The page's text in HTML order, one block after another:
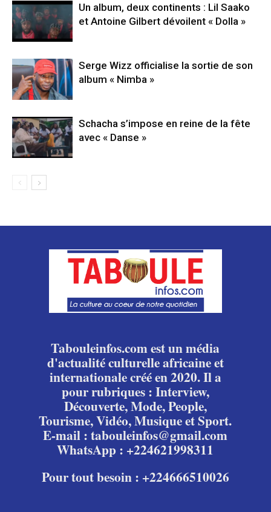
Un album, deux continents : Lil Saako
et Antoine Gilbert dévoilent « Dolla »
Serge Wizz officialise la sortie de son
album « Nimba »
Schacha s’impose en reine de la fête
avec « Danse »
Tabouleinfos.com est un média
d'actualité culturelle africaine et
internationale créé en 2020. Il a
pour rubriques : Interview,
Découverte, Mode, People,
Tourisme, Vidéo, Musique et Sport.
E-mail : tabouleinfos@gmail.com
WhatsApp : +224621998311
Pour tout besoin : +224666510026